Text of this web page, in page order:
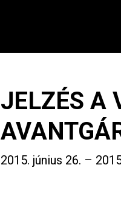
JELZÉS A
2015. június 26. –